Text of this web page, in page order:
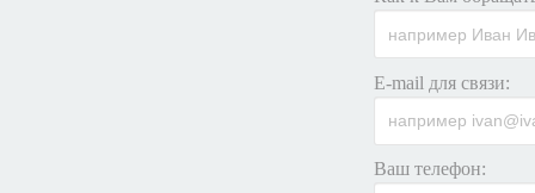
E-mail для связи:
Ваш телефон: